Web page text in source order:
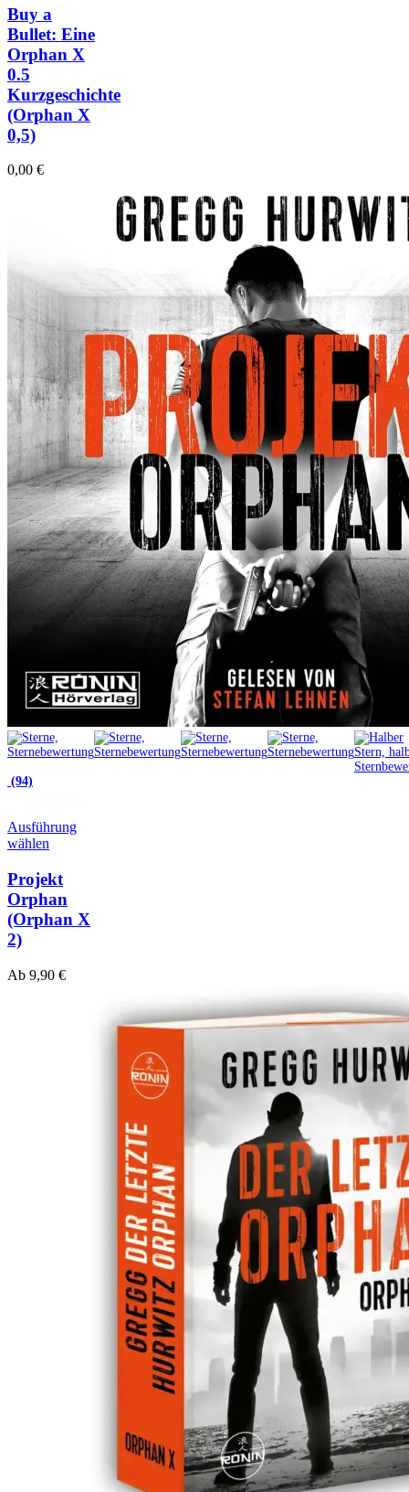
Buy a
Bullet: Eine
Orphan X
0.5
Kurzgeschichte
(Orphan X
0,5)
0,00 €
(94)
Ausführung
wählen
Projekt
Orphan
(Orphan X
2)
Ab 9,90 €